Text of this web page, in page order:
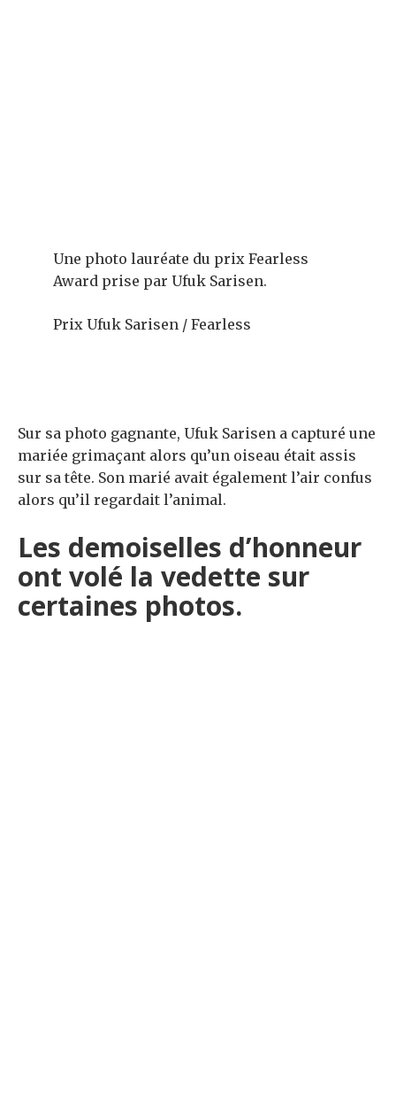
Une photo lauréate du prix Fearless
Award prise par Ufuk Sarisen.
Prix ​​Ufuk Sarisen / Fearless
Sur sa photo gagnante, Ufuk Sarisen a capturé une
mariée grimaçant alors qu’un oiseau était assis
sur sa tête. Son marié avait également l’air confus
alors qu’il regardait l’animal.
Les demoiselles d’honneur
ont volé la vedette sur
certaines photos.